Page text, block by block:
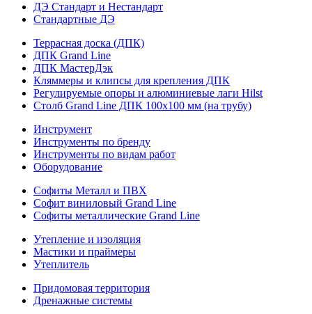
ДЭ Стандарт и Нестандарт
Стандартные ДЭ
Террасная доска (ДПК)
ДПК Grand Line
ДПК МастерДэк
Кляммеры и клипсы для крепления ДПК
Регулируемые опоры и алюминиевые лаги Hilst
Столб Grand Line ДПК 100х100 мм (на трубу)
Инструмент
Инструменты по бренду
Инструменты по видам работ
Оборудование
Софиты Металл и ПВХ
Софит виниловый Grand Line
Софиты металлические Grand Line
Утепление и изоляция
Мастики и праймеры
Утеплитель
Придомовая территория
Дренажные системы